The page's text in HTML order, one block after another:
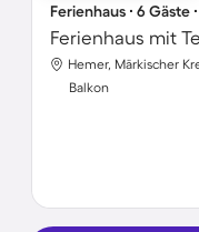
Ferienhaus ∙ 6 Gäste
Hemer, Märkischer
Balkon